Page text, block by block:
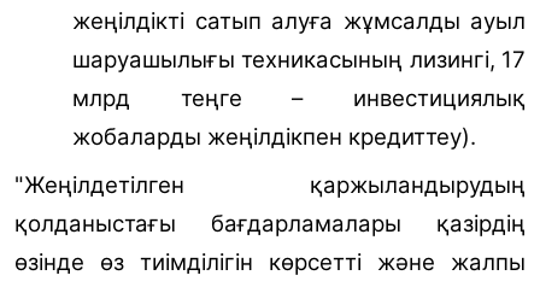
жеңілдікті сатып алуға жұмсалды ауыл
шаруашылығы техникасының лизингі, 17
млрд теңге – инвестициялық
жобаларды жеңілдікпен кредиттеу).
"Жеңілдетілген қаржыландырудың
қолданыстағы бағдарламалары қазірдің
өзінде өз тиімділігін көрсетті және жалпы